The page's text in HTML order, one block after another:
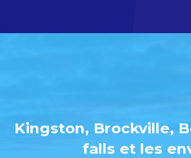
Kingston, Brockville,
falls et les